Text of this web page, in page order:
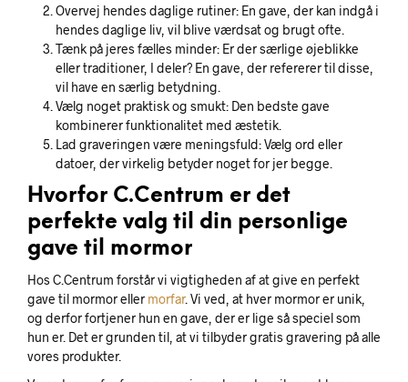
Overvej hendes daglige rutiner: En gave, der kan indgå i
hendes daglige liv, vil blive værdsat og brugt ofte.
Tænk på jeres fælles minder: Er der særlige øjeblikke
eller traditioner, I deler? En gave, der refererer til disse,
vil have en særlig betydning.
Vælg noget praktisk og smukt: Den bedste gave
kombinerer funktionalitet med æstetik.
Lad graveringen være meningsfuld: Vælg ord eller
datoer, der virkelig betyder noget for jer begge.
Hvorfor C.Centrum er det
perfekte valg til din personlige
gave til mormor
Hos C.Centrum forstår vi vigtigheden af at give en perfekt
gave til mormor eller morfar. Vi ved, at hver mormor er unik,
og derfor fortjener hun en gave, der er lige så speciel som
hun er. Det er grunden til, at vi tilbyder gratis gravering på alle
vores produkter.